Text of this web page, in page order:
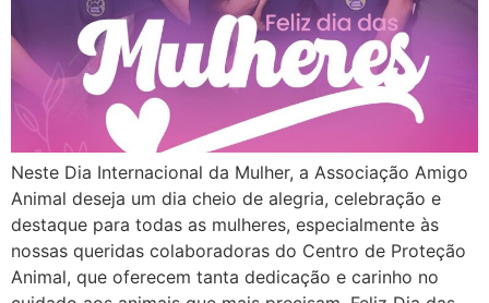
Neste Dia Internacional da Mulher, a Associação Amigo
Animal deseja um dia cheio de alegria, celebração e
destaque para todas as mulheres, especialmente às
nossas queridas colaboradoras do Centro de Proteção
Animal, que oferecem tanta dedicação e carinho no